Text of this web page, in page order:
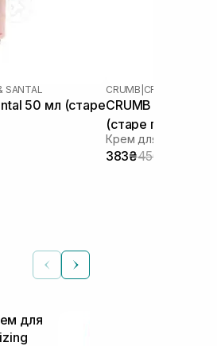
SANTAL
50 мл (старе
CRUMB CRUMB WHITE
CRUMB White
(старе
Крем для рук
383₴450₴
для